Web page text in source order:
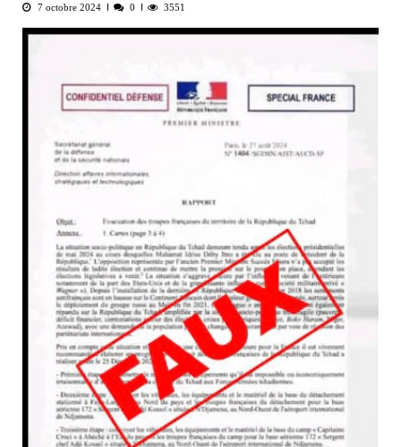
7 octobre 2024 0 3551